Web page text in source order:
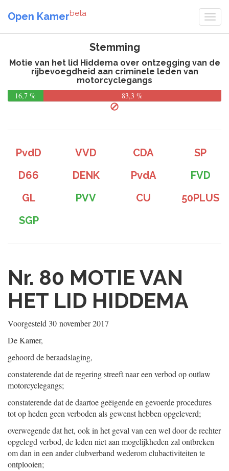
Open Kamerbeta
Stemming
Motie van het lid Hiddema over ontzegging van de
rijbevoegdheid aan criminele leden van
motorcyclegangs
16,7 %
83,3 %
PvdD VVD CDA
SP
D66
DENK PvdA
FVD
GL
PVV CU
50PLUS
SGP
Nr. 80 MOTIE VAN
HET LID HIDDEMA
Voorgesteld 30 november 2017
De Kamer,
gehoord de beraadslaging,
constaterende dat de regering streeft naar een verbod op outlaw
motorcyclegangs;
constaterende dat de daartoe geëigende en gevoerde procedures
tot op heden geen verboden als gewenst hebben opgeleverd;
overwegende dat het, ook in het geval van een wel door de rechter
opgelegd verbod, de leden niet aan mogelijkheden zal ontbreken
om dan in een ander clubverband wederom clubactiviteiten te
ontplooien;